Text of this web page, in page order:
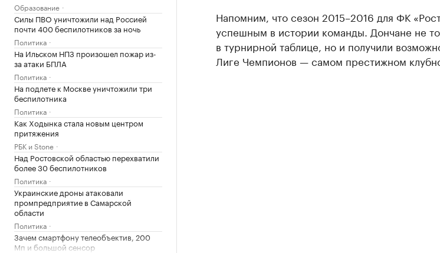
Образование
Силы ПВО уничтожили над Россией
почти 400 беспилотников за ночь
Политика
На Ильском НПЗ произошел пожар из-
за атаки БПЛА
Политика
На подлете к Москве уничтожили три
беспилотника
Политика
Как Ходынка стала новым центром
притяжения
РБК и Stone
Над Ростовской областью перехватили
более 30 беспилотников
Политика
Украинские дроны атаковали
промпредприятие в Самарской
области
Политика
Зачем смартфону телеобъектив, 200
Мп и большой сенсор
Напомним, что сезон 2015–2016 для ФК
успешным в истории команды. Дончане не
в турнирной таблице, но и получили
Лиге Чемпионов — самом престижном